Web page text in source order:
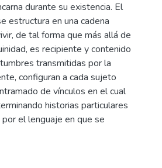
durante su existencia. El
estructura en una cadena
de tal forma que más allá de
es recipiente y contenido
transmitidas por la
configuran a cada sujeto
de vínculos en el cual
historias particulares
el lenguaje en que se